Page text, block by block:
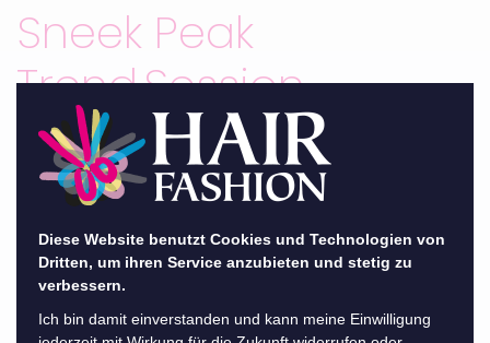
Sneek Peak
Trend.Session
zurück
Nächste Woche ist es endlich soweit -
TREND.SESSION 2023!
Diese Website benutzt Cookies und Technologien von
Dritten, um ihren Service anzubieten und stetig zu
verbessern.
Ich bin damit einverstanden und kann meine Einwilligung